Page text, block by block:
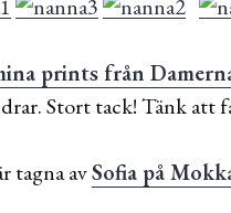
prints från
Stort tack! Tänk att
tagna avSofia på